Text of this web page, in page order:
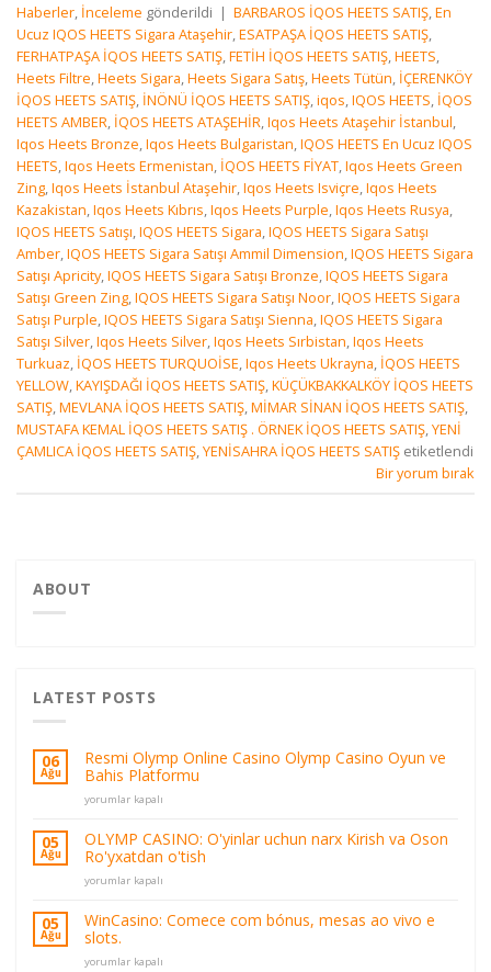
Haberler, İnceleme gönderildi | BARBAROS İQOS HEETS SATIŞ,En
Ucuz IQOS HEETS Sigara Ataşehir,ESATPAŞA İQOS HEETS SATIŞ,
FERHATPAŞA İQOS HEETS SATIŞ,FETİH İQOS HEETS SATIŞ,HEETS,
Heets Filtre,Heets Sigara,Heets Sigara Satış,Heets Tütün, İÇERENKÖY
İQOS HEETS SATIŞ, İNÖNÜ İQOS HEETS SATIŞ,iqos,IQOS HEETS, İQOS
HEETS AMBER, İQOS HEETS ATAŞEHİR,Iqos Heets Ataşehir İstanbul,
Iqos Heets Bronze,Iqos Heets Bulgaristan,IQOS HEETS En Ucuz IQOS
HEETS,Iqos Heets Ermenistan, İQOS HEETS FİYAT,Iqos Heets Green
Zing,Iqos Heets İstanbul Ataşehir,Iqos Heets Isviçre,Iqos Heets
Kazakistan,Iqos Heets Kıbrıs,Iqos Heets Purple,Iqos Heets Rusya,
IQOS HEETS Satışı,IQOS HEETS Sigara,IQOS HEETS Sigara Satışı
Amber,IQOS HEETS Sigara Satışı Ammil Dimension,IQOS HEETS Sigara
Satışı Apricity,IQOS HEETS Sigara Satışı Bronze,IQOS HEETS Sigara
Satışı Green Zing,IQOS HEETS Sigara Satışı Noor,IQOS HEETS Sigara
Satışı Purple,IQOS HEETS Sigara Satışı Sienna,IQOS HEETS Sigara
Satışı Silver,Iqos Heets Silver,Iqos Heets Sırbistan,Iqos Heets
Turkuaz, İQOS HEETS TURQUOİSE,Iqos Heets Ukrayna, İQOS HEETS
YELLOW,KAYIŞDAĞI İQOS HEETS SATIŞ,KÜÇÜKBAKKALKÖY İQOS HEETS
SATIŞ,MEVLANA İQOS HEETS SATIŞ,MİMAR SİNAN İQOS HEETS SATIŞ,
MUSTAFA KEMAL İQOS HEETS SATIŞ . ÖRNEK İQOS HEETS SATIŞ,YENİ
ÇAMLICA İQOS HEETS SATIŞ,YENİSAHRA İQOS HEETS SATIŞ etiketlendi
Bir yorum bırak
ABOUT
LATEST POSTS
06
Ağu
Resmi Olymp Online Casino Olymp Casino Oyun ve
Bahis Platformu
Resmi
Online
Casino
Olymp
Casino
ve
Bahis
Platformu
için
yorumlar kapalı
05
Ağu
OLYMP CASINO: O'yinlar uchun narx Kirish va Oson
Ro'yxatdan o'tish
OLYMP
O'yinlar
uchun
narx
Kirish
yorumlar kapalı
05
Ağu
WinCasino: Comece com bónus, mesas ao vivo e
slots.
WinCasino:
yorumlar kapalı